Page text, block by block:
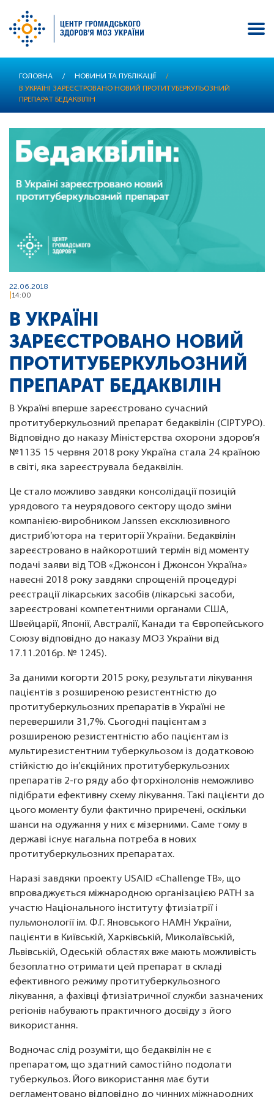
ГОЛОВНА / НОВИНИ ТА ПУБЛІКАЦІЇ
/
В УКРАЇНІ ЗАРЕЄСТРОВАНО НОВИЙ ПРОТИТУБЕРКУЛЬОЗНИЙ
ПРЕПАРАТ БЕДАКВІЛІН
22.06.2018
14:00
В УКРАЇНІ
ЗАРЕЄСТРОВАНО НОВИЙ
ПРОТИТУБЕРКУЛЬОЗНИЙ
ПРЕПАРАТ БЕДАКВІЛІН
В Україні вперше зареєстровано сучасний
протитуберкульозний препарат бедаквілін (СІРТУРО).
Відповідно до наказу Міністерства охорони здоров’я
№1135 15 червня 2018 року Україна стала 24 країною
в світі, яка зареєструвала бедаквілін.
Це стало можливо завдяки консолідації позицій
урядового та неурядового сектору щодо зміни
компанією-виробником Janssen ексклюзивного
дистриб’ютора на території України. Бедаквілін
зареєстровано в найкоротший термін від моменту
подачі заяви від ТОВ «Джонсон і Джонсон Україна»
навесні 2018 року завдяки спрощеній процедурі
реєстрації лікарських засобів (лікарські засоби,
зареєстровані компетентними органами США,
Швейцарії, Японії, Австралії, Канади та Європейського
Союзу відповідно до наказу МОЗ України від
17.11.2016р. № 1245).
За даними когорти 2015 року, результати лікування
пацієнтів з розширеною резистентністю до
протитуберкульозних препаратів в Україні не
перевершили 31,7%. Сьогодні пацієнтам з
розширеною резистентністю або пацієнтам із
мультирезистентним туберкульозом із додатковою
стійкістю до ін’єкційних протитуберкульозних
препаратів 2-го ряду або фторхінолонів неможливо
підібрати ефективну схему лікування. Такі пацієнти до
цього моменту були фактично приречені, оскільки
шанси на одужання у них є мізерними. Саме тому в
державі існує нагальна потреба в нових
протитуберкульозних препаратах.
Наразі завдяки проекту USAID «Challenge TB», що
впроваджується міжнародною організацією PATH за
участю Національного інституту фтизіатрії і
пульмонології ім. Ф.Г. Яновського НАМН України,
пацієнти в Київській, Харківській, Миколаївській,
Львівській, Одеській областях вже мають можливість
безоплатно отримати цей препарат в складі
ефективного режиму протитуберкульозного
лікування, а фахівці фтизіатричної служби зазначених
регіонів набувають практичного досвіду з його
використання.
Водночас слід розуміти, що бедаквілін не є
препаратом, що здатний самостійно подолати
туберкульоз. Його використання має бути
регламентовано відповідно до чинних міжнародних